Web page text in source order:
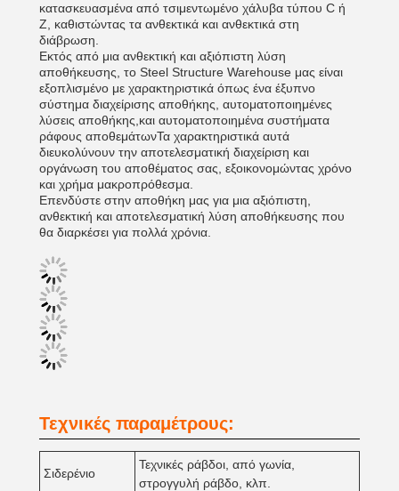
κατασκευασμένα από τσιμεντωμένο χάλυβα τύπου C ή
Z, καθιστώντας τα ανθεκτικά και ανθεκτικά στη
διάβρωση.
Εκτός από μια ανθεκτική και αξιόπιστη λύση
αποθήκευσης, το Steel Structure Warehouse μας είναι
εξοπλισμένο με χαρακτηριστικά όπως ένα έξυπνο
σύστημα διαχείρισης αποθήκης, αυτοματοποιημένες
λύσεις αποθήκης,και αυτοματοποιημένα συστήματα
ράφους αποθεμάτωνΤα χαρακτηριστικά αυτά
διευκολύνουν την αποτελεσματική διαχείριση και
οργάνωση του αποθέματος σας, εξοικονομώντας χρόνο
και χρήμα μακροπρόθεσμα.
Επενδύστε στην αποθήκη μας για μια αξιόπιστη,
ανθεκτική και αποτελεσματική λύση αποθήκευσης που
θα διαρκέσει για πολλά χρόνια.
Τεχνικές παραμέτρους:
Σιδερένιο
Τεχνικές ράβδοι, από γωνία,
στρογγυλή ράβδο, κλπ.